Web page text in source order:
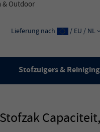
Lieferung nach / EU / NL
Stofzuigers &